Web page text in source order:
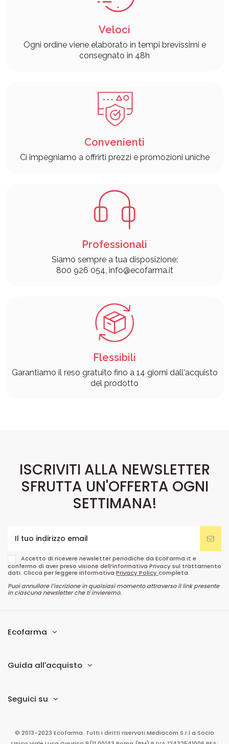
Veloci
Ogni ordine viene elaborato in tempi brevissimi e
consegnato in 48h
Convenienti
Ci impegniamo a offrirti prezzi e promozioni uniche
Professionali
Siamo sempre a tua disposizione:
800 926 054, info@ecofarma.it
Flessibili
Garantiamo il reso gratuito fino a 14 giorni dall'acquisto
del prodotto
ISCRIVITI ALLA NEWSLETTER
SFRUTTA UN'OFFERTA OGNI
SETTIMANA!
Accetto di ricevere newsletter periodiche da EcoFarma.it e
confermo di aver preso visione dell’informativa Privacy sul trattamento
dati. Clicca per leggere informativa Privacy Policycompleta.
Puoi annullare l’iscrizione in qualsiasi momento attraverso il link presente
in ciascuna newsletter che ti invieremo.
Ecofarma
Guida all'acquisto
Seguici su
© 2013-2023 Ecofarma. Tutti i diritti riservati.Mediacom S.r.l a Socio